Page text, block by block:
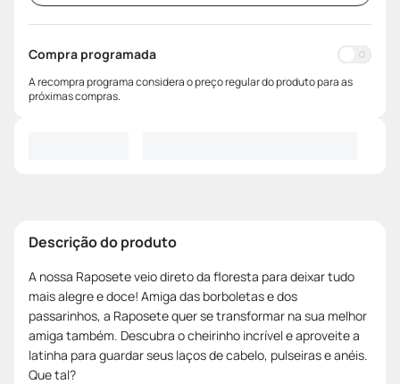
Compra programada
A recompra programa considera o preço regular do produto para as
próximas compras.
Descrição do produto
A nossa Raposete veio direto da floresta para deixar tudo
mais alegre e doce! Amiga das borboletas e dos
passarinhos, a Raposete quer se transformar na sua melhor
amiga também. Descubra o cheirinho incrível e aproveite a
latinha para guardar seus laços de cabelo, pulseiras e anéis.
Que tal?